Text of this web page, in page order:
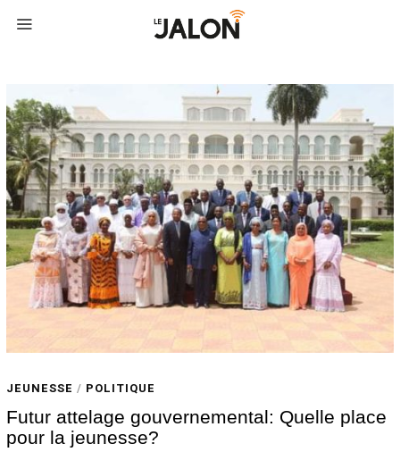
JEUNESSE / POLITIQUE
Futur attelage gouvernemental: Quelle place
pour la jeunesse?